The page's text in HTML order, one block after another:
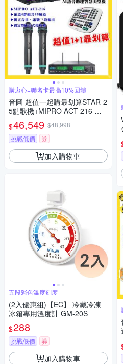
購衷心+聯名卡最高10%回饋
音圓 超值一起購最划算STAR-2
5點歌機+MIPRO ACT-216 動
圈音頭無線麥克風
$46,549 $48,998
挑戰低價
券
加入購物車
五段彩色溫度刻度
(2入優惠組)【EC】 冷藏冷凍
冰箱專用溫度計 GM-20S
$288
挑戰低價 券
加入購物車